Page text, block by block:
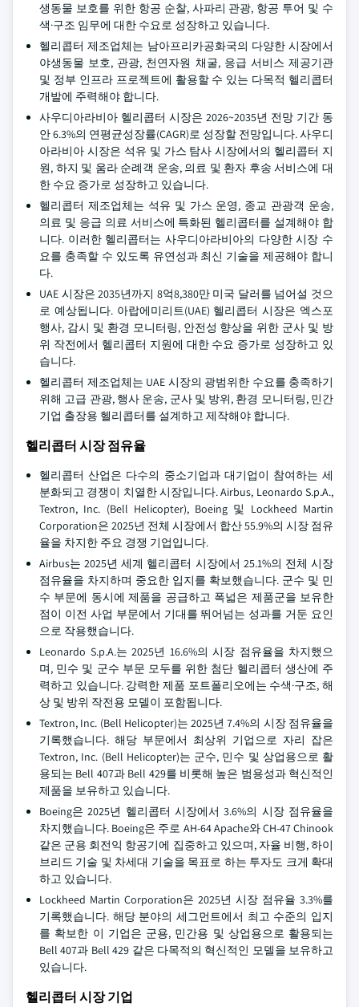
생동물 보호를 위한 항공 순찰, 사파리 관광, 항공 투어 및 수
색·구조 임무에 대한 수요로 성장하고 있습니다.
헬리콥터 제조업체는 남아프리카공화국의 다양한 시장에서
야생동물 보호, 관광, 천연자원 채굴, 응급 서비스 제공기관
및 정부 인프라 프로젝트에 활용할 수 있는 다목적 헬리콥터
개발에 주력해야 합니다.
사우디아라비아 헬리콥터 시장은 2026~2035년 전망 기간 동
안 6.3%의 연평균성장률(CAGR)로 성장할 전망입니다. 사우디
아라비아 시장은 석유 및 가스 탐사 시장에서의 헬리콥터 지
원, 하지 및 움라 순례객 운송, 의료 및 환자 후송 서비스에 대
한 수요 증가로 성장하고 있습니다.
헬리콥터 제조업체는 석유 및 가스 운영, 종교 관광객 운송,
의료 및 응급 의료 서비스에 특화된 헬리콥터를 설계해야 합
니다. 이러한 헬리콥터는 사우디아라비아의 다양한 시장 수
요를 충족할 수 있도록 유연성과 최신 기술을 제공해야 합니
다.
UAE 시장은 2035년까지 8억8,380만 미국 달러를 넘어설 것으
로 예상됩니다. 아랍에미리트(UAE) 헬리콥터 시장은 엑스포
행사, 감시 및 환경 모니터링, 안전성 향상을 위한 군사 및 방
위 작전에서 헬리콥터 지원에 대한 수요 증가로 성장하고 있
습니다.
헬리콥터 제조업체는 UAE 시장의 광범위한 수요를 충족하기
위해 고급 관광, 행사 운송, 군사 및 방위, 환경 모니터링, 민간
기업 출장용 헬리콥터를 설계하고 제작해야 합니다.
헬리콥터 시장 점유율
헬리콥터 산업은 다수의 중소기업과 대기업이 참여하는 세
분화되고 경쟁이 치열한 시장입니다. Airbus, Leonardo S.p.A.,
Textron, Inc. (Bell Helicopter), Boeing 및 Lockheed Martin
Corporation은 2025년 전체 시장에서 합산 55.9%의 시장 점유
율을 차지한 주요 경쟁 기업입니다.
Airbus는 2025년 세계 헬리콥터 시장에서 25.1%의 전체 시장
점유율을 차지하며 중요한 입지를 확보했습니다. 군수 및 민
수 부문에 동시에 제품을 공급하고 폭넓은 제품군을 보유한
점이 이전 사업 부문에서 기대를 뛰어넘는 성과를 거둔 요인
으로 작용했습니다.
Leonardo S.p.A.는 2025년 16.6%의 시장 점유율을 차지했으
며, 민수 및 군수 부문 모두를 위한 첨단 헬리콥터 생산에 주
력하고 있습니다. 강력한 제품 포트폴리오에는 수색·구조, 해
상 및 방위 작전용 모델이 포함됩니다.
Textron, Inc. (Bell Helicopter)는 2025년 7.4%의 시장 점유율을
기록했습니다. 해당 부문에서 최상위 기업으로 자리 잡은
Textron, Inc. (Bell Helicopter)는 군수, 민수 및 상업용으로 활
용되는 Bell 407과 Bell 429를 비롯해 높은 범용성과 혁신적인
제품을 보유하고 있습니다.
Boeing은 2025년 헬리콥터 시장에서 3.6%의 시장 점유율을
차지했습니다. Boeing은 주로 AH-64 Apache와 CH-47 Chinook
같은 군용 회전익 항공기에 집중하고 있으며, 자율 비행, 하이
브리드 기술 및 차세대 기술을 목표로 하는 투자도 크게 확대
하고 있습니다.
Lockheed Martin Corporation은 2025년 시장 점유율 3.3%를
기록했습니다. 해당 분야의 세그먼트에서 최고 수준의 입지
를 확보한 이 기업은 군용, 민간용 및 상업용으로 활용되는
Bell 407과 Bell 429 같은 다목적의 혁신적인 모델을 보유하고
있습니다.
헬리콥터 시장 기업